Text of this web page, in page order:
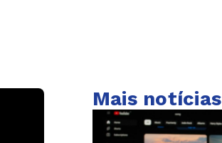
Mais notícias